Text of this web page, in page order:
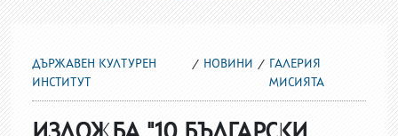
ДЪРЖАВЕН КУЛТУРЕН
ИНСТИТУТ
НОВИНИ
ГАЛЕРИЯ
МИСИЯТА